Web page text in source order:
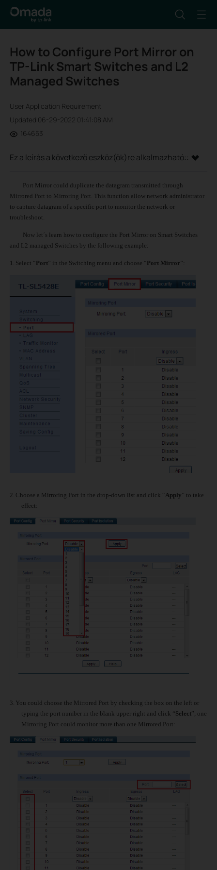
How to Configure Port Mirror on
TP-Link Smart Switches and L2
Managed Switches
User Application Requirement
Updated 06-29-2022 01:41:08 AM
164653
Ez a leírás a következő eszköz(ök)re alkalmazható::
Port Mirror could duplicate the datagram transmitted through
Mirrored Port to Mirroring Port. This function allow network administrator
to capture datagram of a specific port to monitor the network or
troubleshoot.
Now let´s learn how to configure the Port Mirror on Smart Switches
and L2 managed Switches by the following example:
1. Select “Port” in the Switching menu and choose “Port Mirror”:
2. Choose a Mirroring Port in the drop-down list and click “Apply” to take
effect:
3. You could choose the Mirrored Port by checking the box on the left or
typing the port number in the blank upper right and click “Select”, one
Mirroring Port could monitor more than one Mirrored Port: